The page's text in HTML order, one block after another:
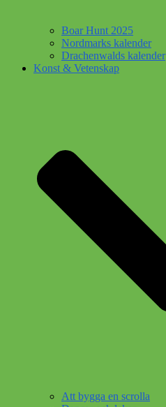
Boar Hunt 2025
Nordmarks kalender
Drachenwalds kalender
Konst & Vetenskap
Att bygga en scrolla